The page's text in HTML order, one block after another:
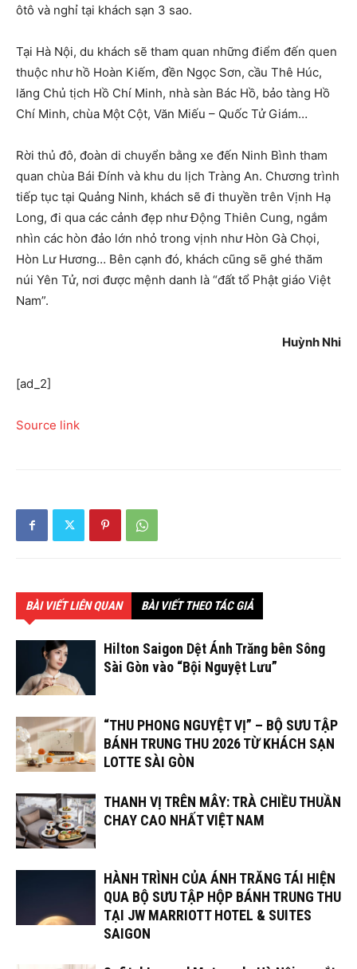
ôtô và nghỉ tại khách sạn 3 sao.
Tại Hà Nội, du khách sẽ tham quan những điểm đến quen
thuộc như hồ Hoàn Kiếm, đền Ngọc Sơn, cầu Thê Húc,
lăng Chủ tịch Hồ Chí Minh, nhà sàn Bác Hồ, bảo tàng Hồ
Chí Minh, chùa Một Cột, Văn Miếu – Quốc Tử Giám…
Rời thủ đô, đoàn di chuyển bằng xe đến Ninh Bình tham
quan chùa Bái Đính và khu du lịch Tràng An. Chương trình
tiếp tục tại Quảng Ninh, khách sẽ đi thuyền trên Vịnh Hạ
Long, đi qua các cảnh đẹp như Động Thiên Cung, ngắm
nhìn các hòn đảo lớn nhỏ trong vịnh như Hòn Gà Chọi,
Hòn Lư Hương… Bên cạnh đó, khách cũng sẽ ghé thăm
núi Yên Tử, nơi được mệnh danh là “đất tổ Phật giáo Việt
Nam”.
Huỳnh Nhi
[ad_2]
Source link
BÀI VIẾT LIÊN QUAN BÀI VIẾT THEO TÁC GIẢ
Hilton Saigon Dệt Ánh Trăng bên Sông
Sài Gòn vào “Bội Nguyệt Lưu”
“THU PHONG NGUYỆT VỊ” – BỘ SƯU TẬP
BÁNH TRUNG THU 2026 TỪ KHÁCH SẠN
LOTTE SÀI GÒN
THANH VỊ TRÊN MÂY: TRÀ CHIỀU THUẦN
CHAY CAO NHẤT VIỆT NAM
HÀNH TRÌNH CỦA ÁNH TRĂNG TÁI HIỆN
QUA BỘ SƯU TẬP HỘP BÁNH TRUNG THU
TẠI JW MARRIOTT HOTEL & SUITES
SAIGON